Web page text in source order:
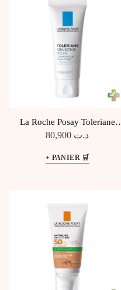
La Roche Posay Toleriane
Sensitive Riche 40Ml
د.ت